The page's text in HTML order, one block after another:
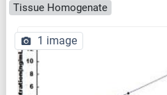
Tissue Homogenate
1 image